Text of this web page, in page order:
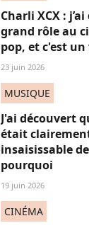
Charli XCX :
grand rôle au
pop, et c'est
23 juin 2026
MUSIQUE
J'ai découvert
était
insaisissable
pourquoi
19 juin 2026
CINÉMA